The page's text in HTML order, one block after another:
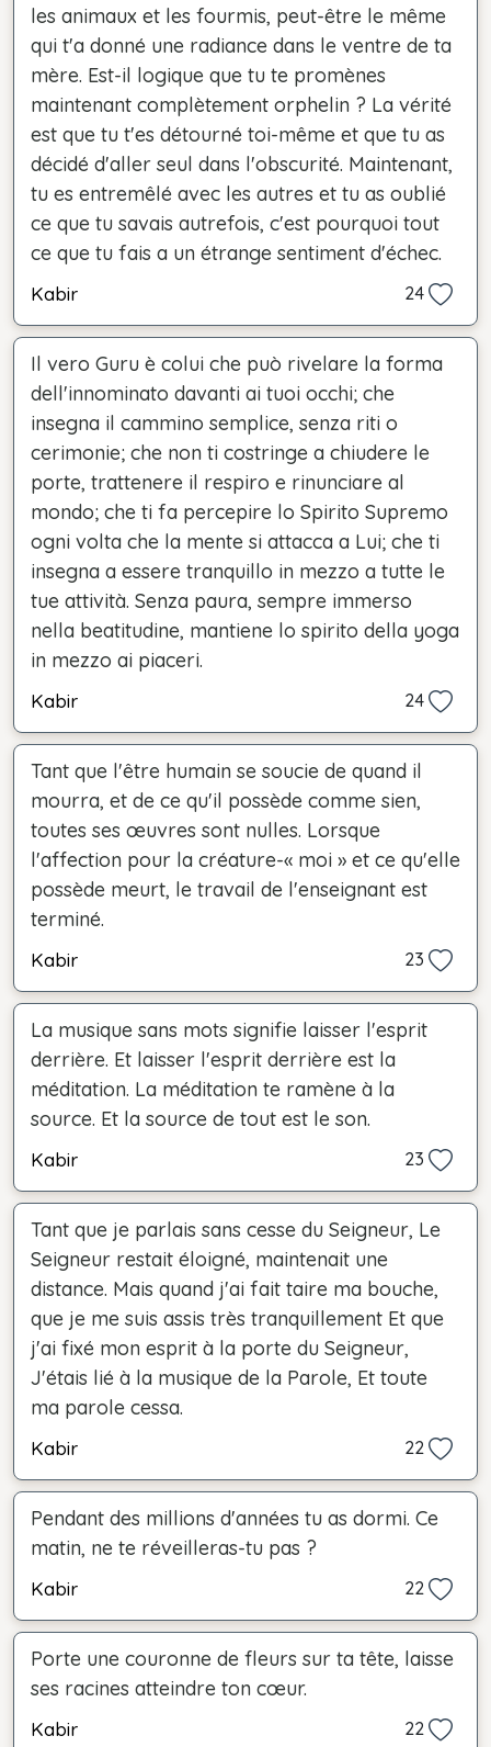
les animaux et les fourmis, peut-être le même
qui t'a donné une radiance dans le ventre de ta
mère. Est-il logique que tu te promènes
maintenant complètement orphelin ? La vérité
est que tu t'es détourné toi-même et que tu as
décidé d'aller seul dans l'obscurité. Maintenant,
tu es entremêlé avec les autres et tu as oublié
ce que tu savais autrefois, c'est pourquoi tout
ce que tu fais a un étrange sentiment d'échec.
Kabir 24
Il vero Guru è colui che può rivelare la forma
dell'innominato davanti ai tuoi occhi; che
insegna il cammino semplice, senza riti o
cerimonie; che non ti costringe a chiudere le
porte, trattenere il respiro e rinunciare al
mondo; che ti fa percepire lo Spirito Supremo
ogni volta che la mente si attacca a Lui; che ti
insegna a essere tranquillo in mezzo a tutte le
tue attività. Senza paura, sempre immerso
nella beatitudine, mantiene lo spirito della yoga
in mezzo ai piaceri.
Kabir 24
Tant que l'être humain se soucie de quand il
mourra, et de ce qu'il possède comme sien,
toutes ses œuvres sont nulles. Lorsque
l'affection pour la créature-« moi » et ce qu'elle
possède meurt, le travail de l'enseignant est
terminé.
Kabir 23
La musique sans mots signifie laisser l'esprit
derrière. Et laisser l'esprit derrière est la
méditation. La méditation te ramène à la
source. Et la source de tout est le son.
Kabir 23
Tant que je parlais sans cesse du Seigneur, Le
Seigneur restait éloigné, maintenait une
distance. Mais quand j'ai fait taire ma bouche,
que je me suis assis très tranquillement Et que
j'ai fixé mon esprit à la porte du Seigneur,
J'étais lié à la musique de la Parole, Et toute
ma parole cessa.
Kabir 22
Pendant des millions d'années tu as dormi. Ce
matin, ne te réveilleras-tu pas ?
Kabir 22
Porte une couronne de fleurs sur ta tête, laisse
ses racines atteindre ton cœur.
Kabir 22